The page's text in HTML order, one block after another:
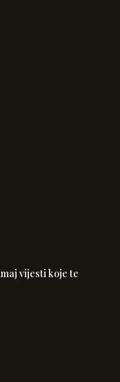
vijesti koje te